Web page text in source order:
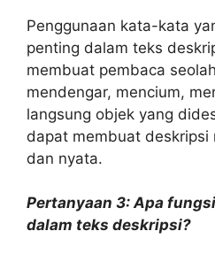
Penggunaan kata-kata
penting dalam teks
membuat pembaca
mendengar, mencium,
langsung objek yang
dapat membuat deskripsi
dan nyata.
Pertanyaan 3: Apa
dalam teks deskripsi?